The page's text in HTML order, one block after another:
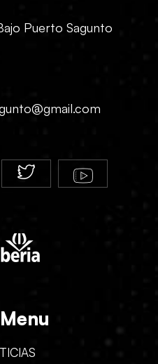
Puerto Sagunto